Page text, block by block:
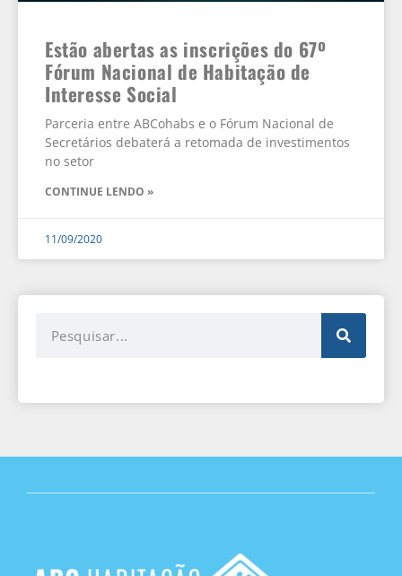
Estão abertas as inscrições do 67º
Fórum Nacional de Habitação de
Interesse Social
Parceria entre ABCohabs e o Fórum Nacional de
Secretários debaterá a retomada de investimentos
no setor
CONTINUE LENDO »
11/09/2020